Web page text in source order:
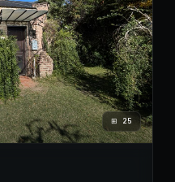
⊞ 25